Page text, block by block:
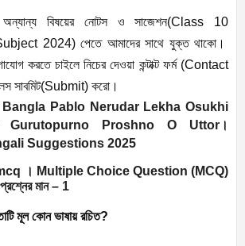
বিষয়ের নোটস ও সাজেশন(Class 10
2024) পেতে আমাদের সাথে যুক্ত থাকো।
করতে চাইলে নিচের দেওয়া কন্টাক্ট ফর্ম (Contact
সাবমিট(Submit) করো।
Pablo Nerudar Lekha Osukhi
Gurutopurno Proshno O Uttor।
Suggestions 2025
mcq । Multiple Choice Question (MCQ)
মান – 1
মূল কোন ভাষায় রচিত?